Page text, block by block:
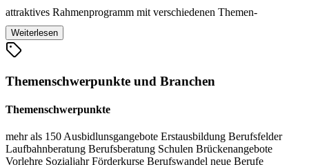
attraktives Rahmenprogramm mit verschiedenen Themen-
Workshops, informativen Aktivitäten und hilfreichen Informationen
rundet das Angebot der Berufsinfo Messe Olten ab.
Weiterlesen
Themenschwerpunkte und Branchen
Themenschwerpunkte
mehr als 150 Ausbidlunsgangebote Erstausbildung Berufsfelder
Laufbahnberatung Berufsberatung Schulen Brückenangebote
Vorlehre SozialjahrFörderkurse Berufswandel neue Berufe